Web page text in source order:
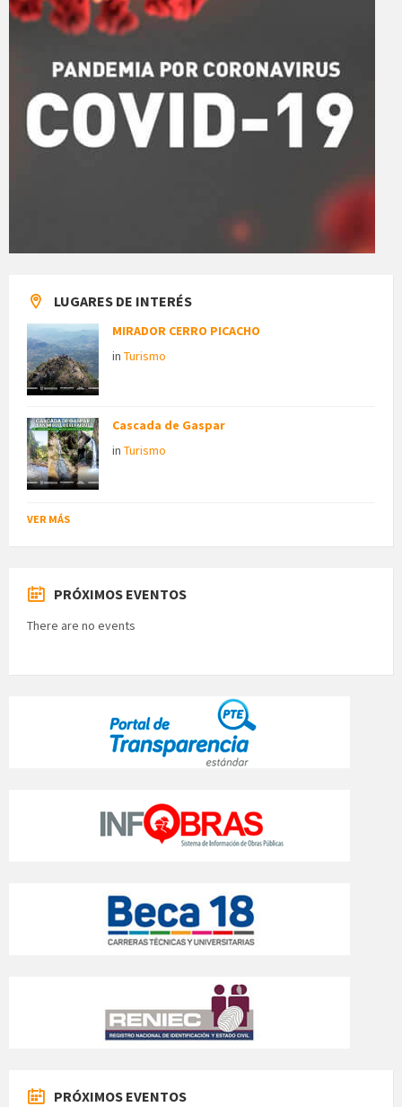
LUGARES DE INTERÉS
MIRADOR CERRO PICACHO
in Turismo
Cascada de Gaspar
in Turismo
VER MÁS
PRÓXIMOS EVENTOS
There are no events
PRÓXIMOS EVENTOS